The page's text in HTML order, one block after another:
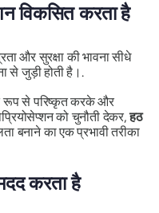
विकसित करता है
और सुरक्षा की भावना सीधे
से जुड़ी होती है।.
रूप से परिष्कृत करके और
को चुनौती देकर,हठ
बनाने का एक प्रभावी तरीका
करता है